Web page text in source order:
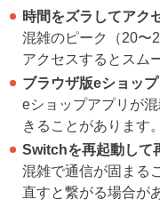
時間をズラしてアク
混雑のピーク（20〜
アクセスするとスム
ブラウザ版eショッ
eショップアプリが
きることがあります。
Switchを再起動して
混雑で通信が固まる
直すと繋がる場合が